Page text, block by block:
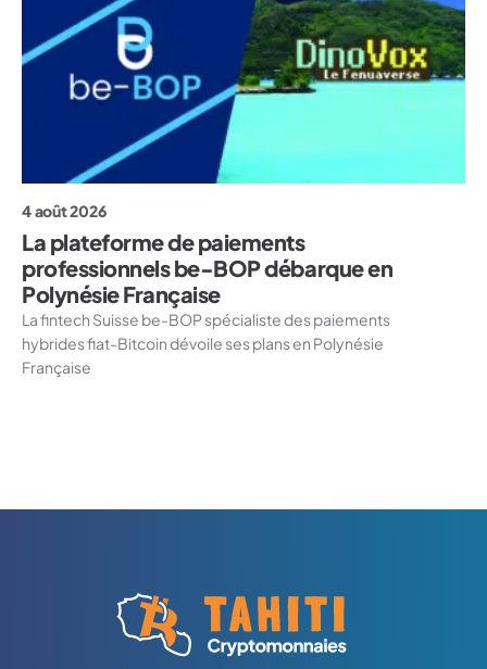
4 août 2026
La plateforme de paiements
professionnels be-BOP débarque en
Polynésie Française
La fintech Suisse be-BOP spécialiste des paiements
hybrides fiat-Bitcoin dévoile ses plans en Polynésie
Française